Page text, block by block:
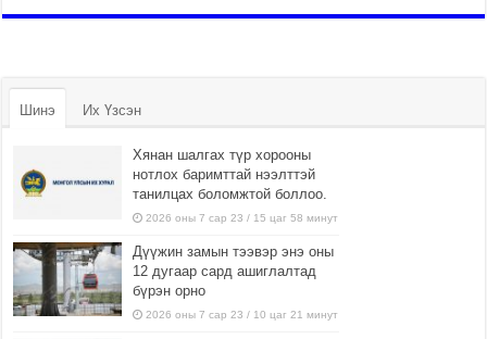
Шинэ Их Үзсэн
Хянан шалгах түр хорооны
нотлох баримттай нээлттэй
танилцах боломжтой боллоо.
2026 оны 7 сар 23 / 15 цаг 58 минут
Дүүжин замын тээвэр энэ оны
12 дугаар сард ашиглалтад
бүрэн орно
2026 оны 7 сар 23 / 10 цаг 21 минут